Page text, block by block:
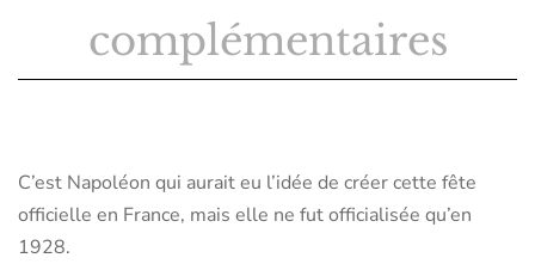
complémentaires
C’est Napoléon qui aurait eu l’idée de créer cette fête
officielle en France, mais elle ne fut officialisée qu’en
1928.